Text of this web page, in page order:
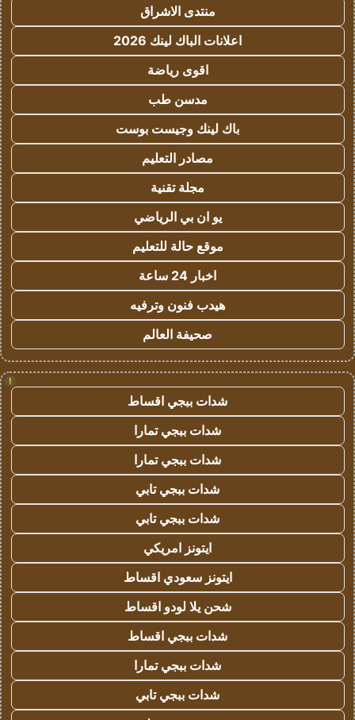
منتدى الاشراق
اعلانات الباك لينك 2026
اقوى رياضة
مدسن طب
باك لينك وجيست بوست
مصادر التعليم
مجلة تقنية
يو ان بي الرياضي
موقع حالة للتعليم
اخبار 24 ساعة
هيدب فنون وترفيه
صحيفة العالم
!
شدات ببجي اقساط
شدات ببجي تمارا
شدات ببجي تمارا
شدات ببجي تابي
شدات ببجي تابي
ايتونز امريكي
ايتونز سعودي اقساط
شحن يلا لودو اقساط
شدات ببجي اقساط
شدات ببجي تمارا
شدات ببجي تابي